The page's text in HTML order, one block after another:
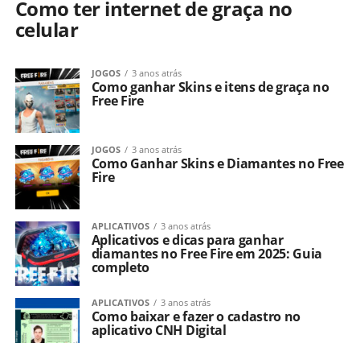
Como ter internet de graça no
celular
JOGOS 3 anos atrás
Como ganhar Skins e itens de graça no
Free Fire
JOGOS 3 anos atrás
Como Ganhar Skins e Diamantes no Free
Fire
APLICATIVOS 3 anos atrás
Aplicativos e dicas para ganhar
diamantes no Free Fire em 2025: Guia
completo
APLICATIVOS 3 anos atrás
Como baixar e fazer o cadastro no
aplicativo CNH Digital